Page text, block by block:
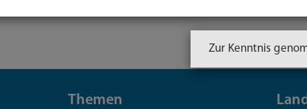
Themen
Zur Kenntnis